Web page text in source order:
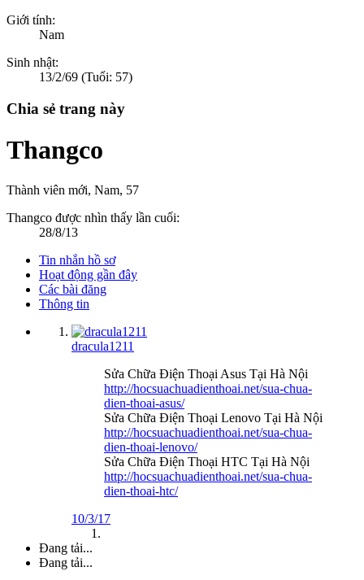
Giới tính:
Nam
Sinh nhật:
13/2/69 (Tuổi: 57)
Chia sẻ trang này
Thangco
Thành viên mới, Nam, 57
Thangco được nhìn thấy lần cuối:
28/8/13
Tin nhắn hồ sơ
Hoạt động gần đây
Các bài đăng
Thông tin
dracula1211
Sửa Chữa Điện Thoại Asus Tại Hà Nội
http://hocsuachuadienthoai.net/sua-chua-
dien-thoai-asus/
Sửa Chữa Điện Thoại Lenovo Tại Hà Nội
http://hocsuachuadienthoai.net/sua-chua-
dien-thoai-lenovo/
Sửa Chữa Điện Thoại HTC Tại Hà Nội
http://hocsuachuadienthoai.net/sua-chua-
dien-thoai-htc/
10/3/17
Đang tải...
Đang tải...